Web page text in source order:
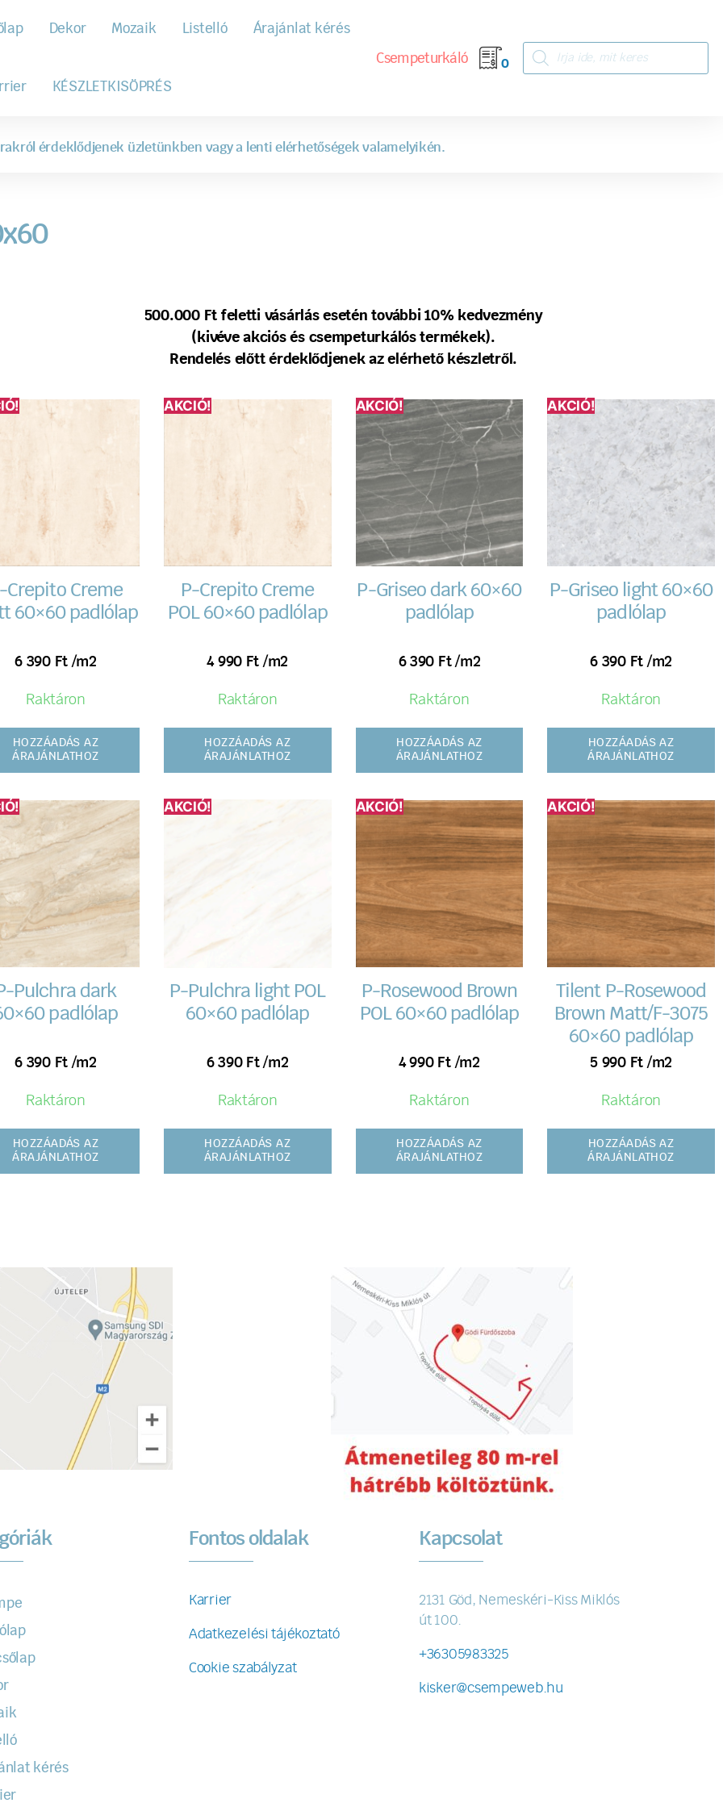
Dekor Mozaik Listelló Árajánlat kérés
KÉSZLETKISÖPRÉS
Csempeturkáló 0
érdeklődjenek üzletünkben vagy a lenti elérhetőségek valamelyikén.
500.000 Ft feletti vásárlás esetén további 10% kedvezmény
(kivéve akciós és csempeturkálós termékek).
Rendelés előtt érdeklődjenek az elérhető készletről.
Crepito Creme
60×60 padlólap
6 390 Ft /m2
Raktáron
HOZZÁADÁS AZ
ÁRAJÁNLATHOZ
AKCIÓ!
P-Crepito Creme
POL 60×60 padlólap
4 990 Ft /m2
Raktáron
HOZZÁADÁS AZ
ÁRAJÁNLATHOZ
AKCIÓ!
P-Griseo dark 60×60
padlólap
6 390 Ft /m2
Raktáron
HOZZÁADÁS AZ
ÁRAJÁNLATHOZ
AKCIÓ!
P-Griseo light 60×60
padlólap
6 390 Ft /m2
Raktáron
HOZZÁADÁS AZ
ÁRAJÁNLATHOZ
Pulchra dark
padlólap
6 390 Ft /m2
Raktáron
HOZZÁADÁS AZ
ÁRAJÁNLATHOZ
AKCIÓ!
P-Pulchra light POL
60×60 padlólap
6 390 Ft /m2
Raktáron
HOZZÁADÁS AZ
ÁRAJÁNLATHOZ
AKCIÓ!
P-Rosewood Brown
POL 60×60 padlólap
4 990 Ft /m2
Raktáron
HOZZÁADÁS AZ
ÁRAJÁNLATHOZ
AKCIÓ!
Tilent P-Rosewood
Brown Matt/F-3075
60×60 padlólap
5 990 Ft /m2
Raktáron
HOZZÁADÁS AZ
ÁRAJÁNLATHOZ
kérés
Fontos oldalak
Karrier
Adatkezelési tájékoztató
Cookie szabályzat
Kapcsolat
2131 Göd, Nemeskéri-Kiss Miklós
út 100.
+36305983325
kisker@csempeweb.hu